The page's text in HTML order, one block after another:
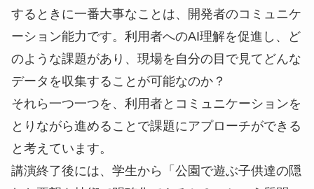
するときに一番大事なことは、開発者のコミュニケ
ーション能力です。利用者へのAI理解を促進し、ど
のような課題があり、現場を自分の目で見てどんな
データを収集することが可能なのか？
それら一つ一つを、利用者とコミュニケーションを
とりながら進めることで課題にアプローチができる
と考えています。
講演終了後には、学生から「公園で遊ぶ子供達の隠